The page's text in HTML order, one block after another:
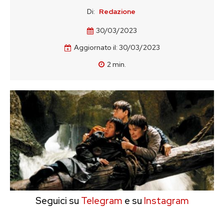
Di: Redazione
30/03/2023
Aggiornato il: 30/03/2023
2min.
Seguici su Telegram e su Instagram